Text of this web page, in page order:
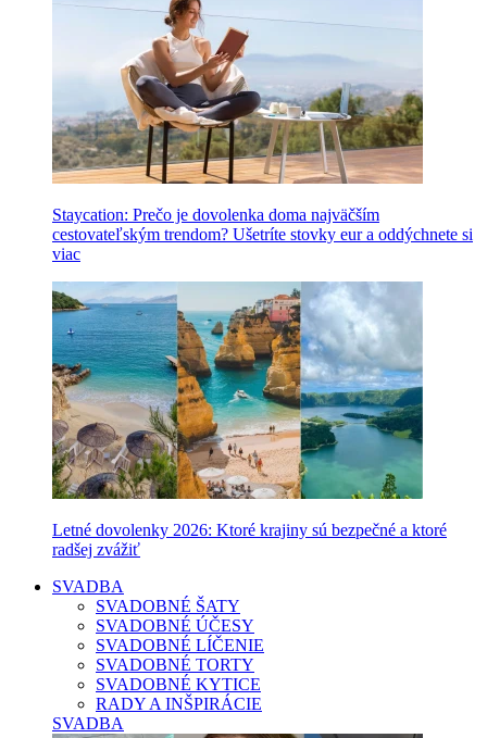
Staycation: Prečo je dovolenka doma najväčším
cestovateľským trendom? Ušetríte stovky eur a oddýchnete si
viac
Letné dovolenky 2026: Ktoré krajiny sú bezpečné a ktoré
radšej zvážiť
SVADBA
SVADOBNÉ ŠATY
SVADOBNÉ ÚČESY
SVADOBNÉ LÍČENIE
SVADOBNÉ TORTY
SVADOBNÉ KYTICE
RADY A INŠPIRÁCIE
SVADBA